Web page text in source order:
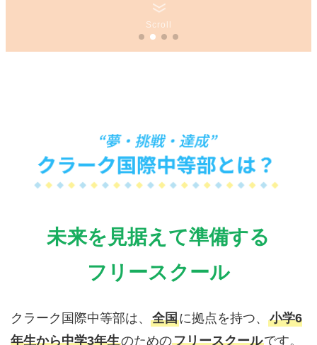
Scroll
未来を見据えて準備する
フリースクール
クラーク国際中等部は、 全国に拠点を持つ、 小学6
年生から中学3年生のためのフリースクールです。